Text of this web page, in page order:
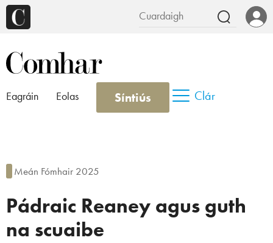
Eagráin Eolas Síntiús Clár
Pádraic Reaney agus guth
na scuaibe
Meán Fómhair 2025